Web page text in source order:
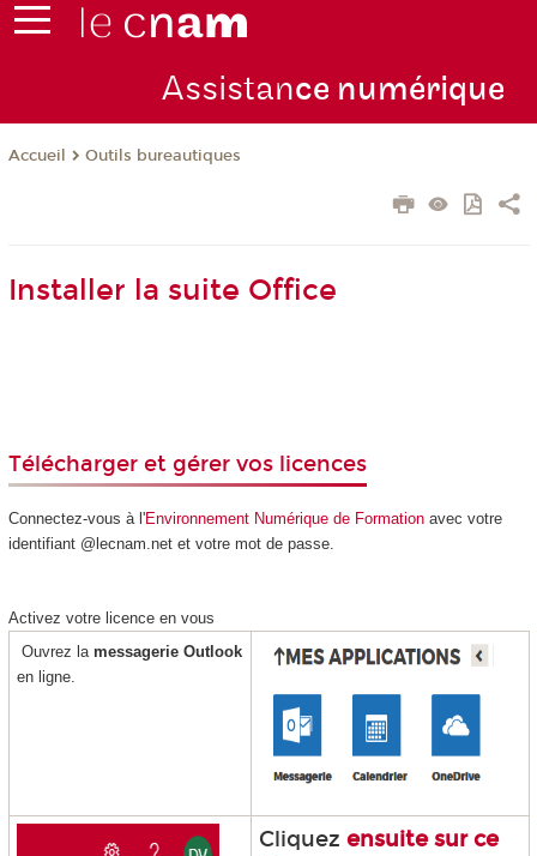
Assistance numérique
Accueil Outils bureautiques
Installer la suite Office
Télécharger et gérer vos licences
Connectez-vous à l'Environnement Numérique de Formationavec votre
identifiant @lecnam.net et votre mot de passe.
Activez votre licence en vous
Ouvrez la messagerie Outlook
en ligne.
Cliquez ensuite sur ce